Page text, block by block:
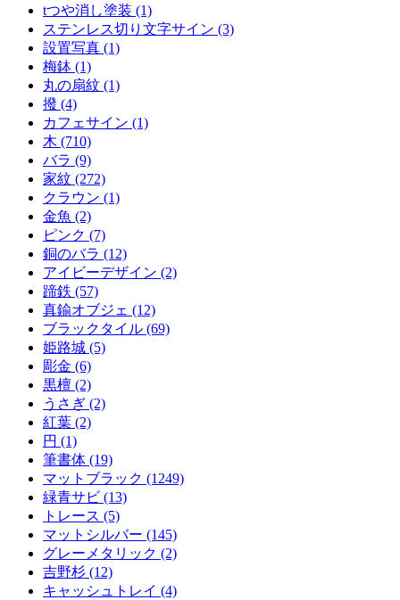
tつや消し塗装 (1)
ステンレス切り文字サイン (3)
設置写真 (1)
梅鉢 (1)
丸の扇紋 (1)
撥 (4)
カフェサイン (1)
木 (710)
バラ (9)
家紋 (272)
クラウン (1)
金魚 (2)
ピンク (7)
銅のバラ (12)
アイビーデザイン (2)
蹄鉄 (57)
真鍮オブジェ (12)
ブラックタイル (69)
姫路城 (5)
彫金 (6)
黒檀 (2)
うさぎ (2)
紅葉 (2)
円 (1)
筆書体 (19)
マットブラック (1249)
緑青サビ (13)
トレース (5)
マットシルバー (145)
グレーメタリック (2)
吉野杉 (12)
キャッシュトレイ (4)